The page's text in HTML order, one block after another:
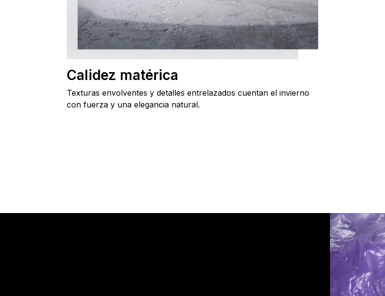
Calidez matérica
Texturas envolventes y detalles entrelazados cuentan el invierno
con fuerza y una elegancia natural.